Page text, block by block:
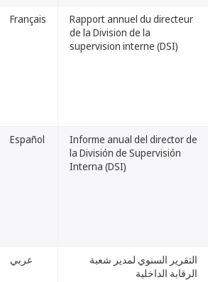
Français
Rapport annuel du directeur
de la Division de la
supervision interne (DSI)
Español
Informe anual del director de
la División de Supervisión
Interna (DSI)
عربي
التقرير السنوي لمدير شعبة
الرقابة الداخلية